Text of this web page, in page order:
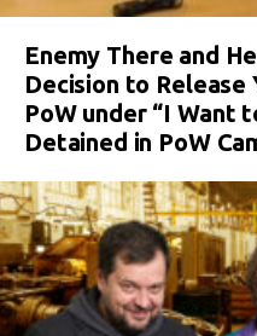
Enemy There and
Decision to Release
PoW under “I Want
Detained in PoW